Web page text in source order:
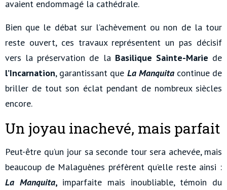
avaient endommagé la cathédrale.
Bien que le débat sur l’achèvement ou non de la tour
reste ouvert, ces travaux représentent un pas décisif
vers la préservation de la Basilique Sainte-Marie de
l’Incarnation, garantissant que La Manquitacontinue de
briller de tout son éclat pendant de nombreux siècles
encore.
Un joyau inachevé, mais parfait
Peut-être qu’un jour sa seconde tour sera achevée, mais
beaucoup de Malaguènes préfèrent qu’elle reste ainsi :
La Manquita, imparfaite mais inoubliable, témoin du